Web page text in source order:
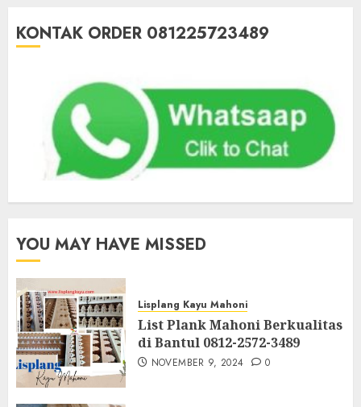
KONTAK ORDER 081225723489
YOU MAY HAVE MISSED
Lisplang Kayu Mahoni
List Plank Mahoni Berkualitas
di Bantul 0812-2572-3489
NOVEMBER 9, 2024 0